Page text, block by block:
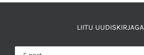
LIITU UUDISKIRJAGA